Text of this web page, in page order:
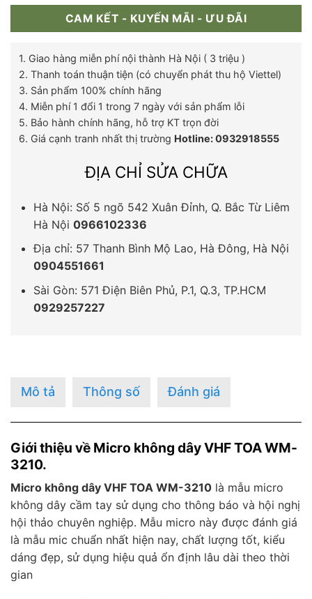
CAM KẾT - KUYẾN MÃI - ƯU ĐÃI
1. Giao hàng miễn phí nội thành Hà Nội ( 3 triệu )
2. Thanh toán thuận tiện (có chuyển phát thu hộ Viettel)
3. Sản phẩm 100% chính hãng
4. Miễn phí 1 đổi 1 trong 7 ngày với sản phẩm lỗi
5. Bảo hành chính hãng, hỗ trợ KT trọn đời
6. Giá cạnh tranh nhất thị trường Hotline: 0932918555
ĐỊA CHỈ SỬA CHỮA
Hà Nội: Số 5 ngõ 542 Xuân Đỉnh, Q. Bắc Từ Liêm
Hà Nội 0966102336
Địa chỉ: 57 Thanh Bình Mộ Lao, Hà Đông, Hà Nội
0904551661
Sài Gòn: 571 Điện Biên Phủ, P.1, Q.3, TP.HCM
0929257227
Mô tả Thông số Đánh giá
Giới thiệu về Micro không dây VHF TOA WM-
3210.
Micro không dây VHF TOA WM-3210 là mẫu micro
không dây cầm tay sử dụng cho thông báo và hội nghị
hội thảo chuyên nghiệp. Mẫu micro này được đánh giá
là mẫu mic chuẩn nhất hiện nay, chất lượng tốt, kiểu
dáng đẹp, sử dụng hiệu quả ổn định lâu dài theo thời
gian